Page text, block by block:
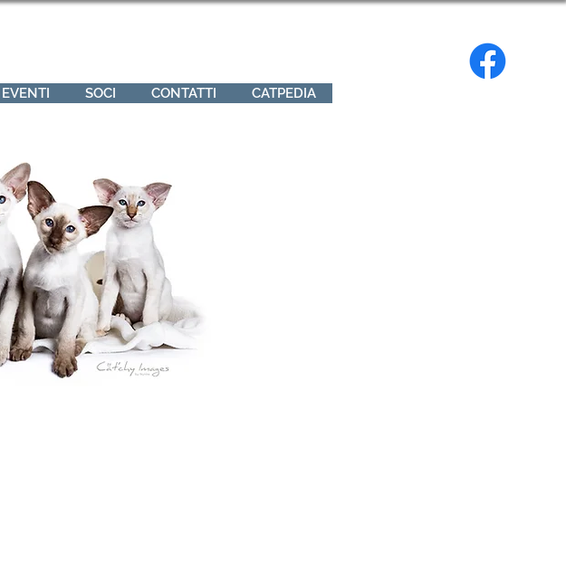
EVENTI SOCI CONTATTI CATPEDIA